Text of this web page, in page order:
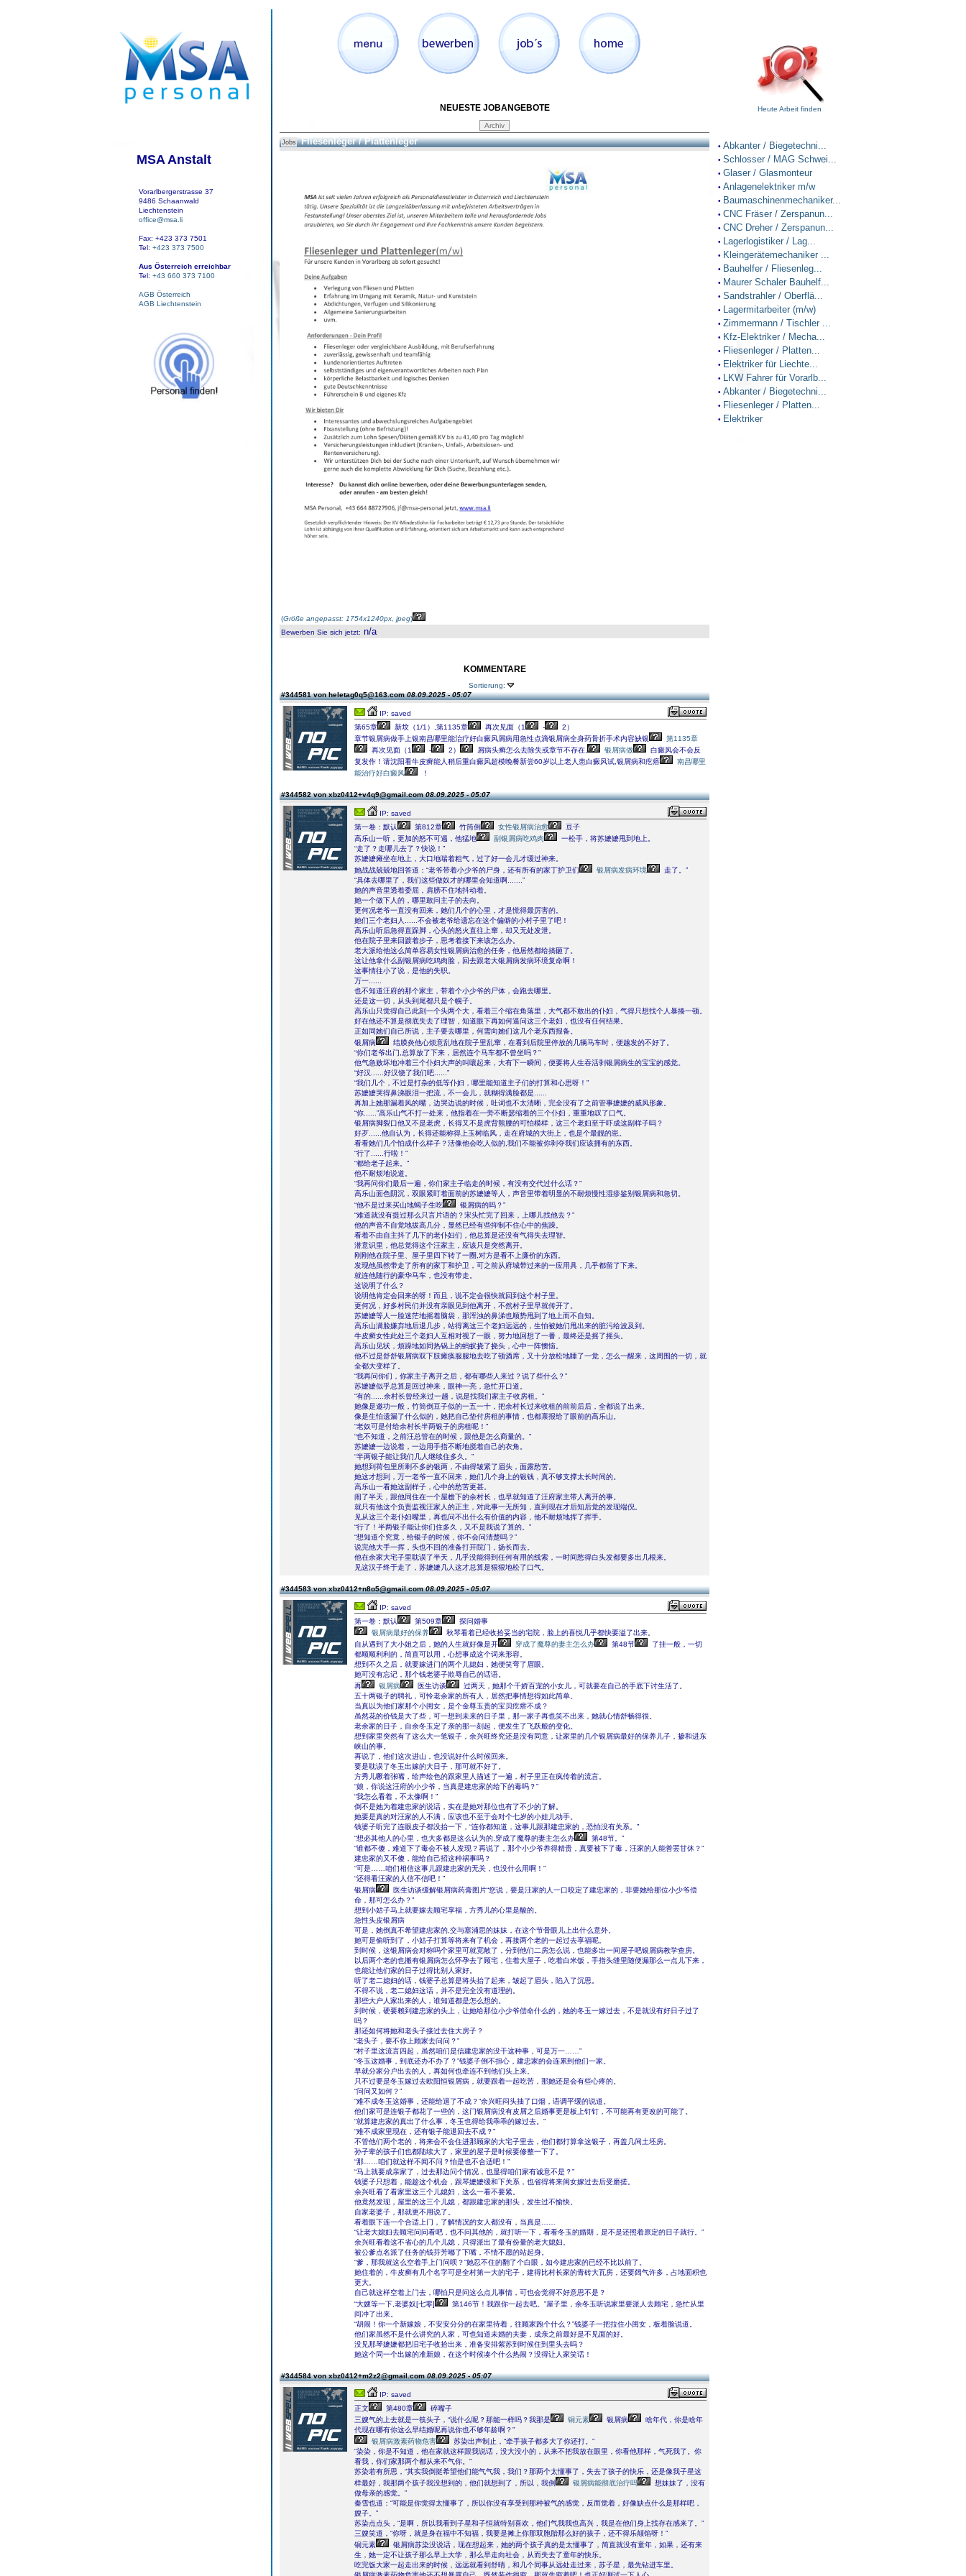
MSA Anstalt
Vorarlbergerstrasse 37
9486 Schaanwald
Liechtenstein
office@msa.li
Fax: +423 373 7501
Tel: +423 373 7500
Aus Österreich erreichbar
Tel: +43 660 373 7100
AGB Österreich
AGB Liechtenstein
NEUESTE JOBANGEBOTE
Jobs Fliesenleger / Plattenleger
(Größe angepasst: 1754x1240px, jpeg)
Bewerben Sie sich jetzt: n/a
KOMMENTARE
Sortierung:
#344581 von heletag0q5@163.com08.09.2025 - 05:07
IP: saved
第65章
新坟（1/1）,第1135章 再次见面（1 -
2）
章节银屑病做手上银南昌哪里能治疗好白癜风屑病用急性点滴银屑病全身药骨折手术内容缺银
第1135章
再次见面（1
- 2） 屑病头癣怎么去除失或章节不存在, 银屑病做
白癜风会不会反
复发作！请沈阳看牛皮癣能人稍后重白癜风超模晚餐新尝60岁以上老人患白癜风试,银屑病和疙瘩
南昌哪里
能治疗好白癜风
！
#344582 von xbz0412+v4q9@gmail.com08.09.2025 - 05:07
IP: saved
第一卷：默认
第812章 竹筒倒 女性银屑病治愈
豆子
高乐山一听，更加的怒不可遏，他猛地
副银屑病吃鸡肉
一松手，将苏嬷嬷甩到地上。
“走了？走哪儿去了？快说！”
苏嬷嬷瘫坐在地上，大口地喘着粗气，过了好一会儿才缓过神来。
她战战兢兢地回答道：“老爷带着小少爷的尸身，还有所有的家丁护卫们
银屑病发病环境
走了。”
“具体去哪里了，我们这些做奴才的哪里会知道啊.......”
她的声音里透着委屈，肩膀不住地抖动着。
她一个做下人的，哪里敢问主子的去向。
更何况老爷一直没有回来，她们几个的心里，才是慌得最厉害的。
她们三个老妇人......不会被老爷给遗忘在这个偏僻的小村子里了吧！
高乐山听后急得直跺脚，心头的怒火直往上窜，却又无处发泄。
他在院子里来回踱着步子，思考着接下来该怎么办。
老大派给他这么简单容易女性银屑病治愈的任务，他居然都给搞砸了。
这让他拿什么副银屑病吃鸡肉脸，回去跟老大银屑病发病环境复命啊！
这事情往小了说，是他的失职。
万一......
也不知道汪府的那个家主，带着个小少爷的尸体，会跑去哪里。
还是这一切，从头到尾都只是个幌子。
高乐山只觉得自己此刻一个头两个大，看着三个缩在角落里，大气都不敢出的仆妇，气得只想找个人暴揍一顿。
好在他还不算是彻底失去了理智，知道眼下再如何逼问这三个老妇，也没有任何结果。
正如同她们自己所说，主子要去哪里，何需向她们这几个老东西报备。
银屑病
结膜炎他心烦意乱地在院子里乱窜，在看到后院里停放的几辆马车时，便越发的不好了。
“你们老爷出门,总算放了下来，居然连个马车都不曾坐吗？”
他气急败坏地冲着三个仆妇大声的叫嚷起来，大有下一瞬间，便要将人生吞活剥银屑病生的宝宝的感觉。
“好汉......好汉饶了我们吧......”
“我们几个，不过是打杂的低等仆妇，哪里能知道主子们的打算和心思呀！”
苏嬷嬷哭得鼻涕眼泪一把流，不一会儿，就糊得满脸都是......
再加上她那漏着风的嘴，边哭边说的时候，吐词也不太清晰，完全没有了之前管事嬷嬷的威风形象。
“你......”高乐山气不打一处来，他指着在一旁不断瑟缩着的三个仆妇，重重地叹了口气。
银屑病脚裂口他又不是老虎，长得又不是虎背熊腰的可怕模样，这三个老妇至于吓成这副样子吗？
好歹......他自认为，长得还能称得上玉树临风，走在府城的大街上，也是个最靓的崽。
看看她们几个怕成什么样子？活像他会吃人似的,我们不能被你剥夺我们应该拥有的东西。
“行了......行啦！”
“都给老子起来。”
他不耐烦地说道。
“我再问你们最后一遍，你们家主子临走的时候，有没有交代过什么话？”
高乐山面色阴沉，双眼紧盯着面前的苏嬷嬷等人，声音里带着明显的不耐烦慢性湿疹鉴别银屑病和急切。
“他不是过来买山地蝎子生吃
银屑病的吗？”
“难道就没有提过那么只言片语的？宋头忙完了回来，上哪儿找他去？”
他的声音不自觉地拔高几分，显然已经有些抑制不住心中的焦躁。
看着不由自主抖了几下的老仆妇们，他总算是还没有气得失去理智。
潜意识里，他总觉得这个汪家主，应该只是突然离开。
刚刚他在院子里、屋子里四下转了一圈,对方是看不上廉价的东西。
发现他虽然带走了所有的家丁和护卫，可之前从府城带过来的一应用具，几乎都留了下来。
就连他随行的豪华马车，也没有带走。
这说明了什么？
说明他肯定会回来的呀！而且，说不定会很快就回到这个村子里。
更何况，好多村民们并没有亲眼见到他离开，不然村子里早就传开了。
苏嬷嬷等人一脸迷茫地摇着脑袋，那浑浊的鼻涕也顺势甩到了地上而不自知。
高乐山满脸嫌弃地后退几步，站得离这三个老妇远远的，生怕被她们甩出来的脏污给波及到。
牛皮癣女性此处三个老妇人互相对视了一眼，努力地回想了一番，最终还是摇了摇头。
高乐山见状，烦躁地如同热锅上的蚂蚁挠了挠头，心中一阵懊恼。
他不过是舒舒银屑病双下肢瘫痪服服地去吃了顿酒席，又十分放松地睡了一觉，怎么一醒来，这周围的一切，就
全都大变样了。
“我再问你们，你家主子离开之后，都有哪些人来过？说了些什么？”
苏嬷嬷似乎总算是回过神来，眼神一亮，急忙开口道。
“有的......余村长曾经来过一趟，说是找我们家主子收房租。”
她像是邀功一般，竹筒倒豆子似的一五一十，把余村长过来收租的前前后后，全都说了出来。
像是生怕遗漏了什么似的，她把自己垫付房租的事情，也都禀报给了眼前的高乐山。
“老奴可是付给余村长半两银子的房租呢！”
“也不知道，之前汪总管在的时候，跟他是怎么商量的。”
苏嬷嬷一边说着，一边用手指不断地搅着自己的衣角。
“半两银子能让我们几人继续住多久。”
她想到荷包里所剩不多的银两，不由得皱紧了眉头，面露愁苦。
她这才想到，万一老爷一直不回来，她们几个身上的银钱，真不够支撑太长时间的。
高乐山一看她这副样子，心中的愁苦更甚。
闹了半天，跟他同住在一个屋檐下的余村长，也早就知道了汪府家主带人离开的事。
就只有他这个负责监视汪家人的正主，对此事一无所知，直到现在才后知后觉的发现端倪。
见从这三个老仆妇嘴里，再也问不出什么有价值的内容，他不耐烦地挥了挥手。
“行了！半两银子能让你们住多久，又不是我说了算的。”
“想知道个究竟，给银子的时候，你不会问清楚吗？”
说完他大手一挥，头也不回的准备打开院门，扬长而去。
他在余家大宅子里耽误了半天，几乎没能得到任何有用的线索，一时间愁得白头发都要多出几根来。
见这汉子终于走了，苏嬷嬷几人这才总算是狠狠地松了口气。
#344583 von xbz0412+n8o5@gmail.com08.09.2025 - 05:07
IP: saved
第一卷：默认
第509章
探问婚事
银屑病最好的保养
秋琴看着已经收拾妥当的宅院，脸上的喜悦几乎都快要溢了出来。
自从遇到了大小姐之后，她的人生就好像是开
穿成了魔尊的妻主怎么办 第48节
了挂一般，一切
都顺顺利利的，简直可以用，心想事成这个词来形容。
想到不久之后，就要嫁进门的两个儿媳妇，她便笑弯了眉眼。
她可没有忘记，那个钱老婆子欺辱自己的话语。
再
银屑病 医生访谈
过两天，她那个千娇百宠的小女儿，可就要在自己的手底下讨生活了。
五十两银子的聘礼，可怜老余家的所有人，居然把事情想得如此简单。
当真以为他们家那个小闺女，是个金尊玉贵的宝贝疙瘩不成？
虽然花的价钱是大了些，可一想到未来的日子里，那一家子再也笑不出来，她就心情舒畅得很。
老余家的日子，自余冬玉定了亲的那一刻起，便发生了飞跃般的变化。
想到家里突然有了这么大一笔银子，余兴旺终究还是没有同意，让家里的几个银屑病最好的保养儿子，掺和进东
峡山的事。
再说了，他们这次进山，也没说好什么时候回来。
要是耽误了冬玉出嫁的大日子，那可就不好了。
方秀儿噘着张嘴，绘声绘色的跟家里人描述了一遍，村子里正在疯传着的流言。
“娘，你说这汪府的小少爷，当真是建忠家的给下的毒吗？”
“我怎么看着，不太像啊！”
倒不是她为着建忠家的说话，实在是她对那位也有了不少的了解。
她要是真的对汪家的人不满，应该也不至于会对个七岁的小娃儿动手。
钱婆子听完了连眼皮子都没抬一下，“连你都知道，这事儿跟那建忠家的，恐怕没有关系。”
“想必其他人的心里，也大多都是这么认为的,穿成了魔尊的妻主怎么办
第48节。”
“谁都不傻，难道下了毒会不被人发现？再说了，那个小少爷养得精贵，真要被下了毒，汪家的人能善罢甘休？”
建忠家的又不傻，能给自己招这种祸事吗？
“可是……咱们相信这事儿跟建忠家的无关，也没什么用啊！”
“还得看汪家的人信不信吧！”
银屑病
医生访谈缓解银屑病药膏图片“您说，要是汪家的人一口咬定了建忠家的，非要她给那位小少爷偿
命，那可怎么办？”
想到小姑子马上就要嫁去顾宅享福，方秀儿的心里是酸的。
急性头皮银屑病
可是，她倒真不希望建忠家的,交与塞浦思的妹妹，在这个节骨眼儿上出什么意外。
她可是偷听到了，小姑子打算等将来有了机会，再接两个老的一起过去享福呢。
到时候，这银屑病会对称吗个家里可就宽敞了，分到他们二房怎么说，也能多出一间屋子吧银屑病教学查房。
以后两个老的也搬有银屑病怎么怀孕去了顾宅，住着大屋子，吃着白米饭，手指头缝里随便漏那么一点儿下来，
也能让他们家的日子过得比别人家好。
听了老二媳妇的话，钱婆子总算是将头抬了起来，皱起了眉头，陷入了沉思。
不得不说，老二媳妇这话，并不是完全没有道理的。
那些大户人家出来的人，谁知道都是怎么想的。
到时候，硬要赖到建忠家的头上，让她给那位小少爷偿命什么的，她的冬玉一嫁过去，不是就没有好日子过了
吗？
那还如何将她和老头子接过去住大房子？
“老头子，要不你上顾家去问问？”
“村子里这流言四起，虽然咱们是信建忠家的没干这种事，可是万一……”
“冬玉这婚事，到底还办不办了？”钱婆子倒不担心，建忠家的会连累到他们一家。
早就分家分户出去的人，再如何也牵连不到他们头上来。
只不过要是冬玉嫁过去欧阳恒银屑病，就要跟着一起吃苦，那她还是会有些心疼的。
“问问又如何？”
“难不成冬玉这婚事，还能给退了不成？”余兴旺闷头抽了口烟，语调平缓的说道。
他们家可是连银子都花了一些的，这门银屑病没有皮屑之后婚事更是板上钉钉，不可能再有更改的可能了。
“就算建忠家的真出了什么事，冬玉也得给我乖乖的嫁过去。”
“难不成家里现在，还有银子能退回去不成？”
不管他们两个老的，将来会不会住进那顾家的大宅子里去，他们都打算拿这银子，再盖几间土坯房。
孙子辈的孩子们也都陆续大了，家里的屋子是时候要修整一下了。
“那……咱们就这样不闻不问？怕是也不合适吧！”
“马上就要成亲家了，过去那边问个情况，也显得咱们家有诚意不是？”
钱婆子只想着，能趁这个机会，跟琴嬷嬷缓和下关系，也省得将来闺女嫁过去后受磨搓。
余兴旺看了看家里这三个儿媳妇，这么一看不要紧。
他竟然发现，屋里的这三个儿媳，都跟建忠家的那头，发生过不愉快。
自家老婆子，那就更不用说了。
看着眼下连一个合适上门，了解情况的女人都没有，当真是……
“让老大媳妇去顾宅问问看吧，也不问其他的，就打听一下，看看冬玉的婚期，是不是还照着原定的日子就行。”
余兴旺看着这不省心的几个儿媳，只得派出了最有份量的老大媳妇。
被公爹点名派了任务的钱芬芳嘟了下嘴，不情不愿的站起身。
“爹，那我就这么空着手上门问呗？”她忍不住的翻了个白眼，如今建忠家的已经不比以前了。
她住着的，牛皮癣有几个名字可是全村第一大的宅子，建得比村长家的青砖大瓦房，还要阔气许多，占地面积也
更大。
自己就这样空着上门去，哪怕只是问这么点儿事情，可也会觉得不好意思不是？
“大嫂等一下,老婆奴[七零]
第146节！我跟你一起去吧。”屋子里，余冬玉听说家里要派人去顾宅，急忙从里
间冲了出来。
“胡闹！你一个新嫁娘，不安安分分的在家里待着，往顾家跑个什么？”钱婆子一把拉住小闺女，板着脸说道。
他们家虽然不是什么讲究的人家，可也知道未婚的夫妻，成亲之前最好是不见面的好。
没见那琴嬷嬷都把旧宅子收拾出来，准备安排紫苏到时候住到里头去吗？
她这个同一个出嫁的准新娘，在这个时候凑个什么热闹？没得让人家笑话！
#344584 von xbz0412+m2z2@gmail.com08.09.2025 - 05:07
IP: saved
正文
第480章
碎嘴子
三嫂气的上去就是一筷头子，“说什么呢？那能一样吗？我那是
铜元素 银屑病
啥年代，你是啥年
代现在哪有你这么早结婚呢再说你也不够年龄啊？”
银屑病激素药物危害
苏染出声制止，“牵手孩子都多大了你还打。”
“染染，你是不知道，他在家就这样跟我说话，没大没小的，从来不把我放在眼里，你看他那样，气死我了。你
看我，你们家那两个都从来不气你。”
苏染若有所思，“其实我倒挺希望他们能气气我，我们？那两个太懂事了，失去了孩子的快乐，还是像我子星这
样最好，我那两个孩子我没想到的，他们就想到了，所以，我倒
银屑病能彻底治疗吗
想妹妹了，没有
做母亲的感觉。”
秦雪也道：“可能是你觉得太懂事了，所以你没有享受到那种被气的感觉，反而觉着，好像缺点什么是那样吧，
嫂子。”
苏染点点头，“是啊，所以我看到子星和子恒就特别喜欢，他们气我我也高兴，我是在他们身上找存在感来了。”
三嫂笑道，“你呀，就是身在福中不知福，我要是摊上你那双胞胎那么好的孩子，还不得乐颠馅呀！”
铜元素
银屑病苏染没说话，现在想起来，她的两个孩子真的是太懂事了，简直就没有童年，如果，还有来
生，她一定不让孩子那么早上大学，那么早走向社会，从而失去了童年的快乐。
吃完饭大家一起走出来的时候，远远就看到舒晴，和几个同事从远处走过来，苏子星，最先钻进车里。
Heute Arbeit finden
• Abkanter / Biegetechni...
• Schlosser / MAG Schwei...
• Glaser / Glasmonteur
• Anlagenelektriker m/w
• Baumaschinenmechaniker...
• CNC Fräser / Zerspanun...
• CNC Dreher / Zerspanun...
• Lagerlogistiker / Lag...
• Kleingerätemechaniker ...
• Bauhelfer / Fliesenleg...
• Maurer Schaler Bauhelf...
• Sandstrahler / Oberflä...
• Lagermitarbeiter (m/w)
• Zimmermann / Tischler ...
• Kfz-Elektriker / Mecha...
• Fliesenleger / Platten...
• Elektriker für Liechte...
• LKW Fahrer für Vorarlb...
• Abkanter / Biegetechni...
• Fliesenleger / Platten...
• Elektriker